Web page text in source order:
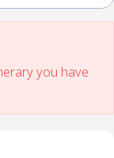
you have